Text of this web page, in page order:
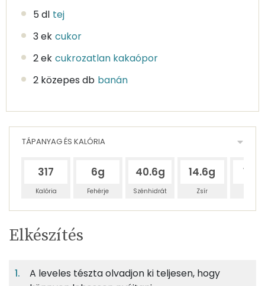
5 dl tej
3 ek cukor
2 ek cukrozatlan kakaópor
2 közepes db banán
TÁPANYAG ÉS KALÓRIA
317
Kalória
6g
Fehérje
40.6g
Szénhidrát
14.6g
Zsír
Egy
adagban
7%
51%
Szénhidrát
19%
TÁPANYAGTARTALOM
Egy
8
100
Elkészítés
A leveles tészta olvadjon ki teljesen, hogy